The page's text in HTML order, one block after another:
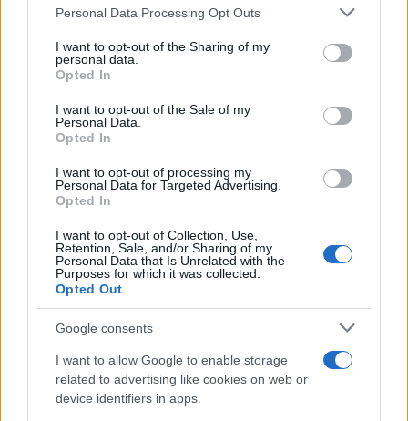
Please note that this website/app uses one or more Google
not limited to your visit or usage behaviour. You may click to
grant or deny consent to Google and its third-party tags to
use your data for below specified purposes in below Google
consent section.
Personal Data Processing Opt Outs
I want to opt-out of the Sharing of my
personal data.
Opted In
I want to opt-out of the Sale of my
Personal Data.
Opted In
I want to opt-out of processing my
Personal Data for Targeted Advertising.
Opted In
I want to opt-out of Collection, Use,
Retention, Sale, and/or Sharing of my
Personal Data that Is Unrelated with the
Purposes for which it was collected.
Opted Out
Google consents
I want to allow Google to enable storage
related to advertising like cookies on web or
device identifiers in apps.
Lukaku e il Napoli: la trattativa segreta e le destinazioni
Ilaria Mauri · 7 Ago 2026
MERCATO E TRASFERIMENTI